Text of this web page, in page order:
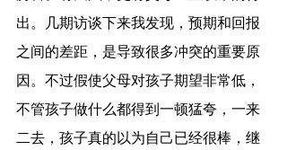
出。几期访谈下来我发现，预期和回报
之间的差距，是导致很多冲突的重要原
因。不过假使父母对孩子期望非常低，
不管孩子做什么都得到一顿猛夸，一来
二去，孩子真的以为自己已经很棒，继